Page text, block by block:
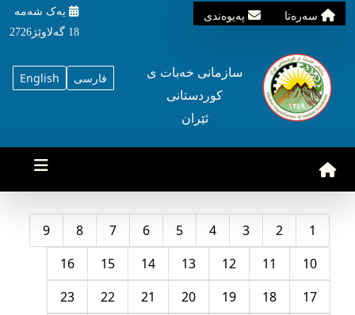
سه‌ره‌تا په‌یوه‌ندی
یه‌ک شه‌مه‌
18 گه‌لاوێژ2726
English فارسی
سازمانی خه‌بات ی
کوردستانی
ئێران
1
2
3
4
5
6
7
8
9
10
11
12
13
14
15
16
17
18
19
20
21
22
23